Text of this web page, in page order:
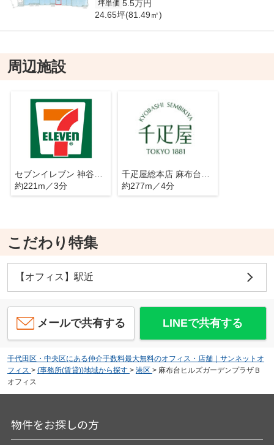
坪単価 5.5万円
24.65坪(81.49㎡)
周辺施設
セブンイレブン 神谷町オランダヒルズ店
約221m／3分
千疋屋総本店 麻布台ヒルズ店
約277m／4分
こだわり特集
【オフィス】駅近
メールで共有する LINEで共有する
千代田区・中央区にある仲介手数料最大無料のオフィス・店舗｜サンネットオ
フィス > (事務所(賃貸))地域から探す > 港区 > 麻布台ヒルズガーデンプラザＢ
オフィス
物件をお探しの方